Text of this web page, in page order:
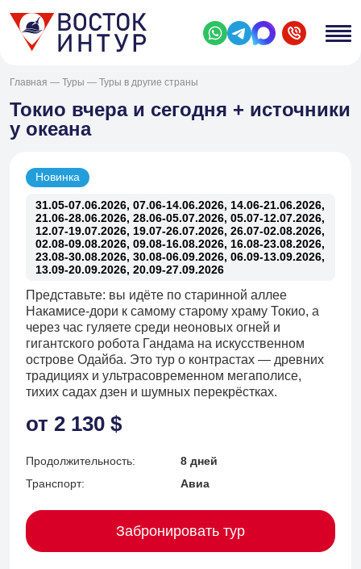
Главная — Туры — Туры в другие страны
Токио вчера и сегодня + источники
у океана
Новинка
31.05-07.06.2026, 07.06-14.06.2026, 14.06-21.06.2026,
21.06-28.06.2026, 28.06-05.07.2026, 05.07-12.07.2026,
12.07-19.07.2026, 19.07-26.07.2026, 26.07-02.08.2026,
02.08-09.08.2026, 09.08-16.08.2026, 16.08-23.08.2026,
23.08-30.08.2026, 30.08-06.09.2026, 06.09-13.09.2026,
13.09-20.09.2026, 20.09-27.09.2026
Представьте: вы идёте по старинной аллее
Накамисе-дори к самому старому храму Токио, а
через час гуляете среди неоновых огней и
гигантского робота Гандама на искусственном
острове Одайба. Это тур о контрастах — древних
традициях и ультрасовременном мегаполисе,
тихих садах дзен и шумных перекрёстках.
от 2 130 $
Продолжительность:
8 дней
Транспорт:
Авиа
Забронировать тур